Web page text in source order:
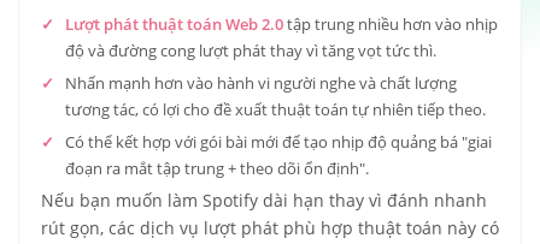
Lượt phát thuật toán Web 2.0tập trung nhiều hơn vào nhịp
độ và đường cong lượt phát thay vì tăng vọt tức thì.
Nhấn mạnh hơn vào hành vi người nghe và chất lượng
tương tác, có lợi cho đề xuất thuật toán tự nhiên tiếp theo.
Có thể kết hợp với gói bài mới để tạo nhịp độ quảng bá "giai
đoạn ra mắt tập trung + theo dõi ổn định".
Nếu bạn muốn làm Spotify dài hạn thay vì đánh nhanh
rút gọn, các dịch vụ lượt phát phù hợp thuật toán này có